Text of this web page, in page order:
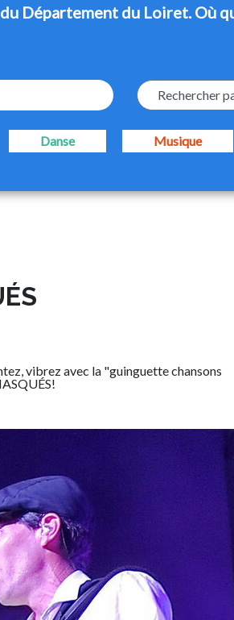
Département du Loiret. Où
Rechercher
Danse Musique
vibrez avec la "guinguette chansons